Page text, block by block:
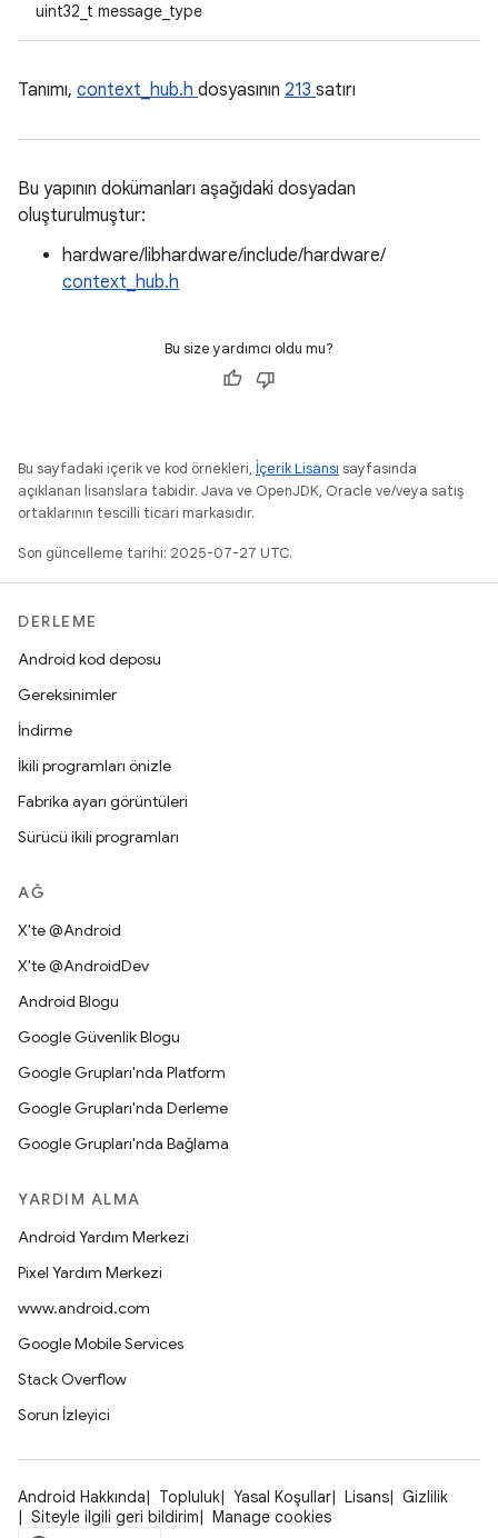
uint32_t message_type
Tanımı, context_hub.h dosyasının 213 satırı
Bu yapının dokümanları aşağıdaki dosyadan
oluşturulmuştur:
hardware/libhardware/include/hardware/
context_hub.h
Bu size yardımcı oldu mu?
Bu sayfadaki içerik ve kod örnekleri, İçerik Lisansı sayfasında
açıklanan lisanslara tabidir. Java ve OpenJDK, Oracle ve/veya satış
ortaklarının tescilli ticari markasıdır.
Son güncelleme tarihi: 2025-07-27 UTC.
DERLEME
Android kod deposu
Gereksinimler
İndirme
İkili programları önizle
Fabrika ayarı görüntüleri
Sürücü ikili programları
AĞ
X'te @Android
X'te @AndroidDev
Android Blogu
Google Güvenlik Blogu
Google Grupları'nda Platform
Google Grupları'nda Derleme
Google Grupları'nda Bağlama
YARDIM ALMA
Android Yardım Merkezi
Pixel Yardım Merkezi
www.android.com
Google Mobile Services
Stack Overflow
Sorun İzleyici
Android Hakkında Topluluk Yasal Koşullar Lisans
Gizlilik
Siteyle ilgili geri bildirim
Manage cookies